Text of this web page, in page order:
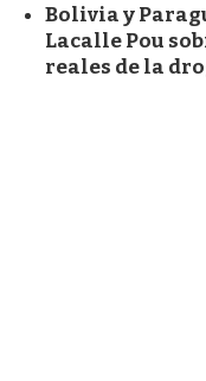
Bolivia y
Lacalle Pou
reales de la